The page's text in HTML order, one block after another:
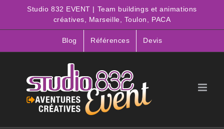
Passer
contenu
Studio 832 EVENT | Team buildings et animations
créatives, Marseille, Toulon, PACA
Blog Références Devis